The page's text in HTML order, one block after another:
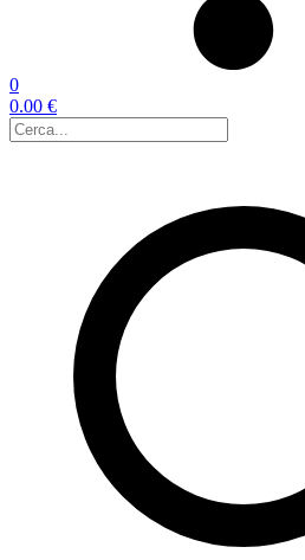
0
0.00 €